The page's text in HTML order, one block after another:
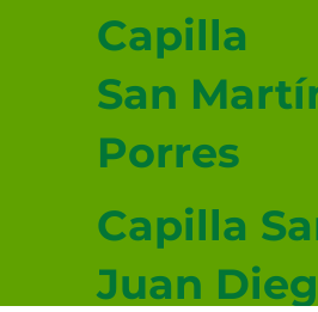
Capilla
San
Porres
Capilla
Juan